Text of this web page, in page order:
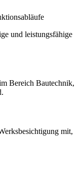
und leistungsfähige
Bereich Bautechnik,
mit,